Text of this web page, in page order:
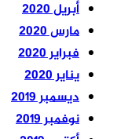
أبريل 2020
مارس 2020
فبراير 2020
يناير 2020
ديسمبر 2019
نوفمبر 2019